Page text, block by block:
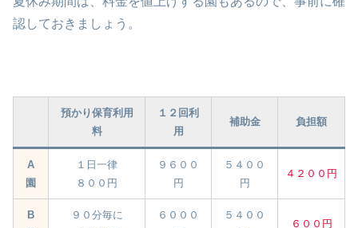
認しておきましょう。
預かり保育利用
料
１２回利
用
補助金 負担額
A
園
１日一律
８００円
９６００
円
５４００
円
４２００円
B
９０分毎に
６０００
５４００
６００円